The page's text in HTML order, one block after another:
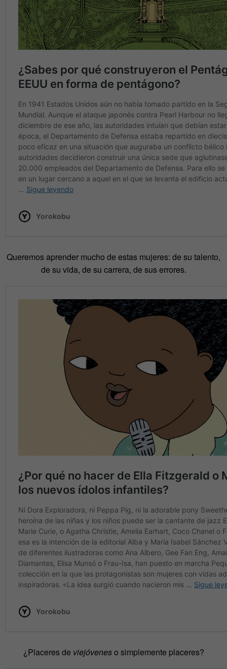
Queremos aprender mucho de estas mujeres: de su talento,
de su vida, de su carrera, de sus errores.
¿Placeres de viejóveneso simplemente placeres?